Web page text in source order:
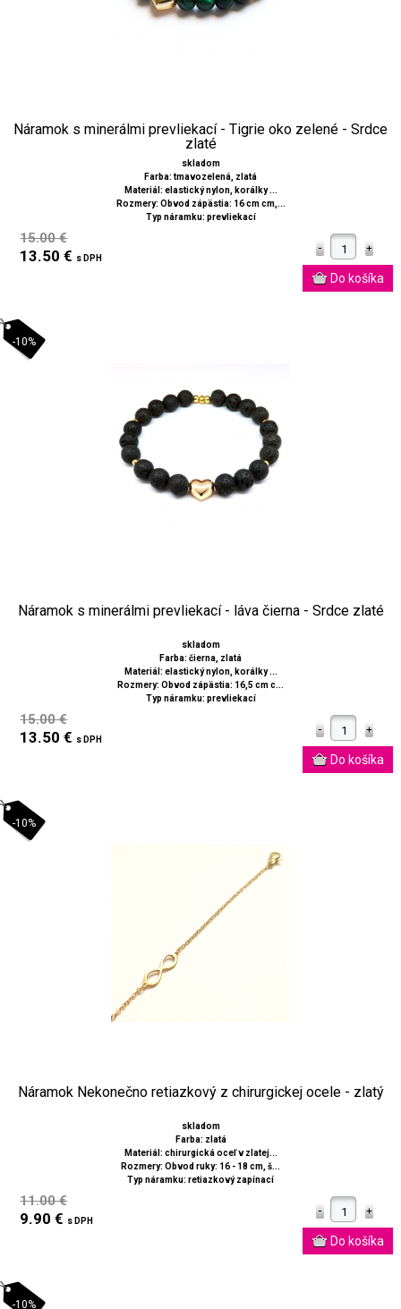
Náramok s minerálmi prevliekací - Tigrie oko zelené - Srdce
zlaté
skladom
Farba: tmavozelená, zlatá
Materiál: elastický nylon, korálky ...
Rozmery: Obvod zápästia: 16 cm cm,...
Typ náramku: prevliekací
15.00 €
13.50 € s DPH
-10%
Náramok s minerálmi prevliekací - láva čierna - Srdce zlaté
skladom
Farba: čierna, zlatá
Materiál: elastický nylon, korálky ...
Rozmery: Obvod zápästia: 16,5 cm c...
Typ náramku: prevliekací
15.00 €
13.50 € s DPH
-10%
Náramok Nekonečno retiazkový z chirurgickej ocele - zlatý
skladom
Farba: zlatá
Materiál: chirurgická oceľ v zlatej...
Rozmery: Obvod ruky: 16 - 18 cm, š...
Typ náramku: retiazkový zapínací
11.00 €
9.90 € s DPH
-10%